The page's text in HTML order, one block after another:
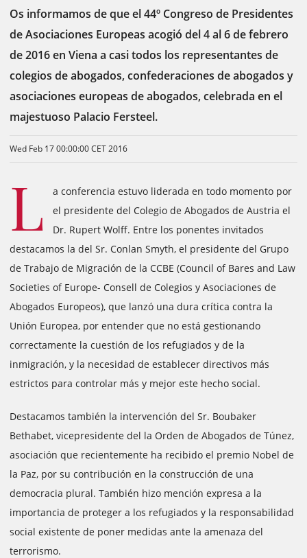
Os informamos de que el 44º Congreso de Presidentes
de Asociaciones Europeas acogió del 4 al 6 de febrero
de 2016 en Viena a casi todos los representantes de
colegios de abogados, confederaciones de abogados y
asociaciones europeas de abogados, celebrada en el
majestuoso Palacio Fersteel.
Wed Feb 17 00:00:00 CET 2016
L
a conferencia estuvo liderada en todo momento por
el presidente del Colegio de Abogados de Austria el
Dr. Rupert Wolff. Entre los ponentes invitados
destacamos la del Sr. Conlan Smyth, el presidente del Grupo
de Trabajo de Migración de la CCBE (Council of Bares and Law
Societies of Europe- Consell de Colegios y Asociaciones de
Abogados Europeos), que lanzó una dura crítica contra la
Unión Europea, por entender que no está gestionando
correctamente la cuestión de los refugiados y de la
inmigración, y la necesidad de establecer directivos más
estrictos para controlar más y mejor este hecho social.
Destacamos también la intervención del Sr. Boubaker
Bethabet, vicepresidente del la Orden de Abogados de Túnez,
asociación que recientemente ha recibido el premio Nobel de
la Paz, por su contribución en la construcción de una
democracia plural. También hizo mención expresa a la
importancia de proteger a los refugiados y la responsabilidad
social existente de poner medidas ante la amenaza del
terrorismo.